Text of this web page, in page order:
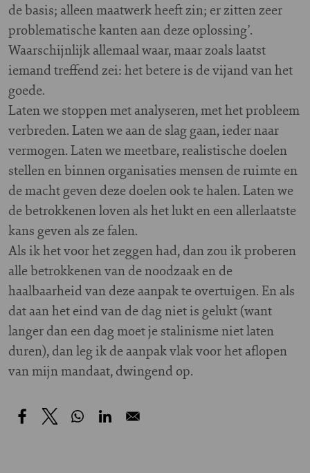
de basis; alleen maatwerk heeft zin; er zitten zeer
problematische kanten aan deze oplossing’.
Waarschijnlijk allemaal waar, maar zoals laatst
iemand treffend zei: het betere is de vijand van het
goede.
Laten we stoppen met analyseren, met het probleem
verbreden. Laten we aan de slag gaan, ieder naar
vermogen. Laten we meetbare, realistische doelen
stellen en binnen organisaties mensen de ruimte en
de macht geven deze doelen ook te halen. Laten we
de betrokkenen loven als het lukt en een allerlaatste
kans geven als ze falen.
Als ik het voor het zeggen had, dan zou ik proberen
alle betrokkenen van de noodzaak en de
haalbaarheid van deze aanpak te overtuigen. En als
dat aan het eind van de dag niet is gelukt (want
langer dan een dag moet je stalinisme niet laten
duren), dan leg ik de aanpak vlak voor het aflopen
van mijn mandaat, dwingend op.